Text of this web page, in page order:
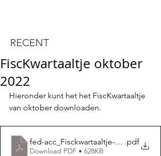
RECENT
FiscKwartaaltje oktober
2022
Hieronder kunt het het FiscKwartaaltje
van oktober downloaden.
fed-acc_Fisckwartaaltje-Nr4.pdf
Download PDF • 628KB